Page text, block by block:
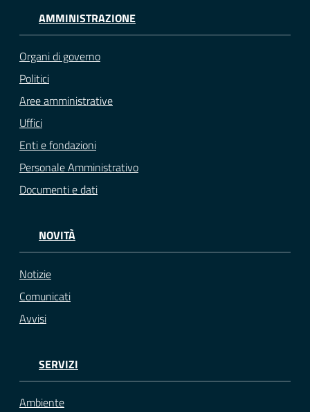
AMMINISTRAZIONE
Organi di governo
Politici
Aree amministrative
Uffici
Enti e fondazioni
Personale Amministrativo
Documenti e dati
NOVITÀ
Notizie
Comunicati
Avvisi
SERVIZI
Ambiente